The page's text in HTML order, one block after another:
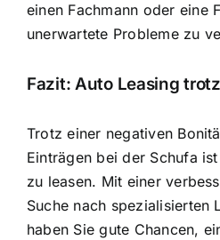
einen Fachmann oder eine
unerwartete Probleme zu
Fazit: Auto Leasing
Trotz einer negativen
Einträgen bei der Schufa
zu leasen. Mit einer
Suche nach spezialisierten
haben Sie gute Chancen,